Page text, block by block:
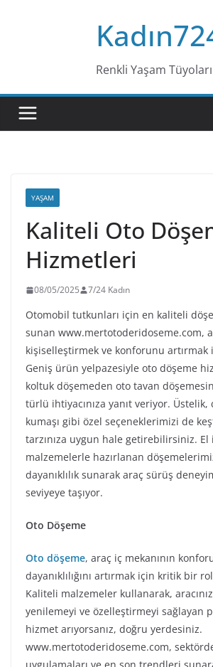
Renkli Yaşam Tüyoları
YAŞAM
Kaliteli Oto
Hizmetleri
08/05/2025 7/24 Kadın
Otomobil tutkunları için en kaliteli
sunan www.mertotoderidoseme.com,
kişiselleştirmek ve konforunu artırmak
Geniş ürün yelpazesiyle oto döşeme
koltuk döşemeden oto tavan
türlü ihtiyacınıza yanıt veriyor.
kumaşı gibi özel seçeneklerimizi de
tarzınıza uygun hale getirebilirsiniz.
malzemelerle hazırlanan
dayanıklılık sunarak araç sürüş
seviyeye taşıyor.
Oto Döşeme
Oto döşeme, araç iç mekanının
dayanıklılığını artırmak için kritik bir
Kaliteli malzemeler kullanarak,
yenilemeyi ve özelleştirmeyi sağlayan
hizmet arıyorsanız, doğru yerdesiniz.
www.mertotoderidoseme.com,